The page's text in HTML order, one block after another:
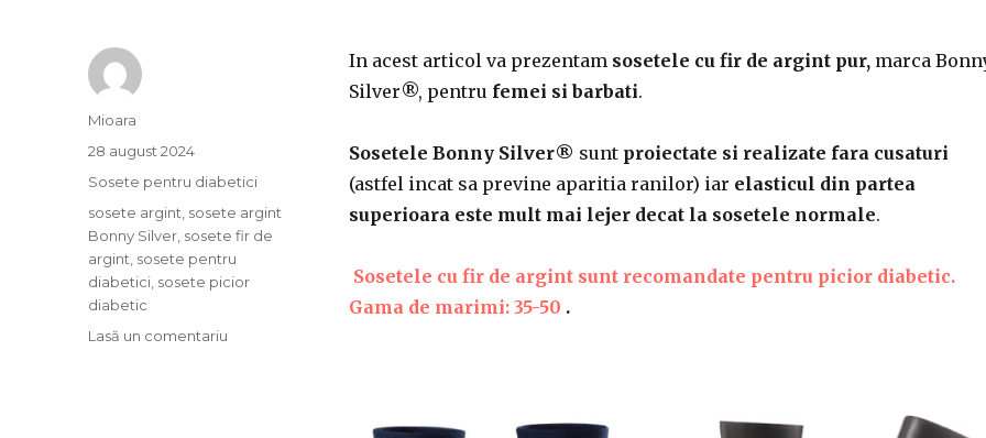
In acest articol va prezentam sosetele cu fir de argint pur,marca
Silver®, pentru femei si barbati.
Sosetele Bonny Silver® sunt proiectate si realizate fara cusaturi
(astfel incat sa previne aparitia ranilor) iar elasticul din partea
superioara este mult mai lejer decat la sosetele normale.
Sosetele cu fir de argint sunt recomandate pentru picior diabetic.
Gama de marimi: 35-50 .
Autor
Mioara
Publicat
pe
28 august 2024
Categorii
Sosete pentru diabetici
Etichete
sosete argint sosete argint
Bonny Silver sosete fir de
argint sosete pentru
diabetici sosete picior
diabetic
Lasă un comentariu